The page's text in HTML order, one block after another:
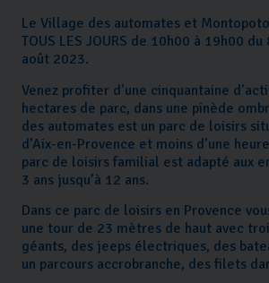
Le Village des automates et Montopoto
TOUS LES JOURS de 10h00 à 19h00
août 2023.
Venez profiter d’une cinquantaine
hectares de parc, dans une pinède
des automates est un parc de loisirs
d’Aix-en-Provence et moins d’une
parc de loisirs familial est adapté aux
3 ans jusqu’à 12 ans.
Dans ce parc de loisirs en Provence
une tour de 23 mètres de haut avec
géants, des jeeps électriques, des
un parcours accrobranche, des filets